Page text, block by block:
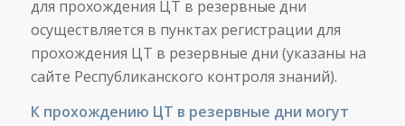
для прохождения ЦТ в резервные дни
осуществляется в пунктах регистрации для
прохождения ЦТ в резервные дни (указаны на
сайте Республиканского контроля знаний).
К прохождению ЦТ в резервные дни могут